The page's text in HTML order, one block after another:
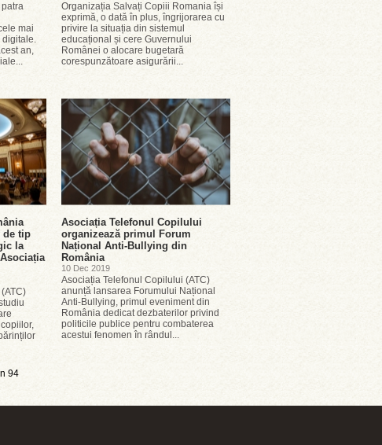
mai
digitale.
an,
Organizația Salvați Copiii Romania își
exprimă, o dată în plus, îngrijorarea cu
privire la situația din sistemul
educațional și cere Guvernului
Românei o alocare bugetară
corespunzătoare asigurării...
de tip
la
Asociația Telefonul Copilului
organizează primul Forum
Național Anti-Bullying din
România
10 Dec 2019
Asociația Telefonul Copilului (ATC)
anunță lansarea Forumului Național
Anti-Bullying, primul eveniment din
România dedicat dezbaterilor privind
politicile publice pentru combaterea
acestui fenomen în rândul...
94